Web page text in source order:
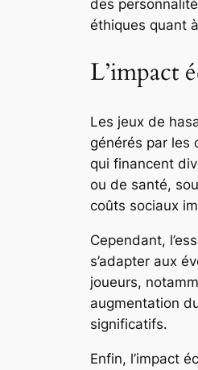
des
éthiques quant
L’impact
Les jeux de
générés par les
qui financent
ou de santé,
coûts sociaux
Cependant,
s’adapter aux
joueurs,
augmentation
significatifs.
Enfin, l’impact